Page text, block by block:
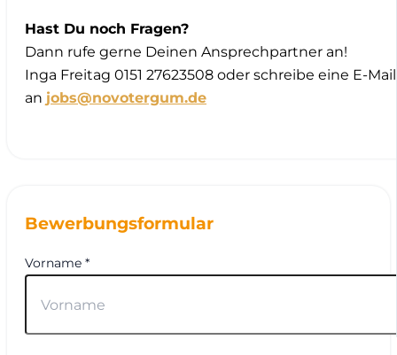
Hast Du noch Fragen?
Dann rufe gerne Deinen Ansprechpartner an!
Inga Freitag 0151 27623508 oder schreibe eine E-Mail
an jobs@novotergum.de
Bewerbungsformular
Vorname *